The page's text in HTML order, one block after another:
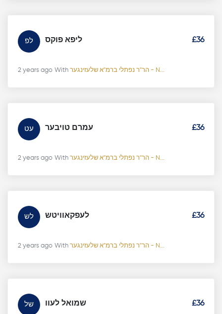
לפ ליפא פוקס £36
2 years ago With הר"ר נפתלי ברמ"א שלעזינגער - N...
עט עמרם טויבער £36
2 years ago With הר"ר נפתלי ברמ"א שלעזינגער - N...
לש לעפקאוויטש £36
2 years ago With הר"ר נפתלי ברמ"א שלעזינגער - N...
של שמואל לעוו £36